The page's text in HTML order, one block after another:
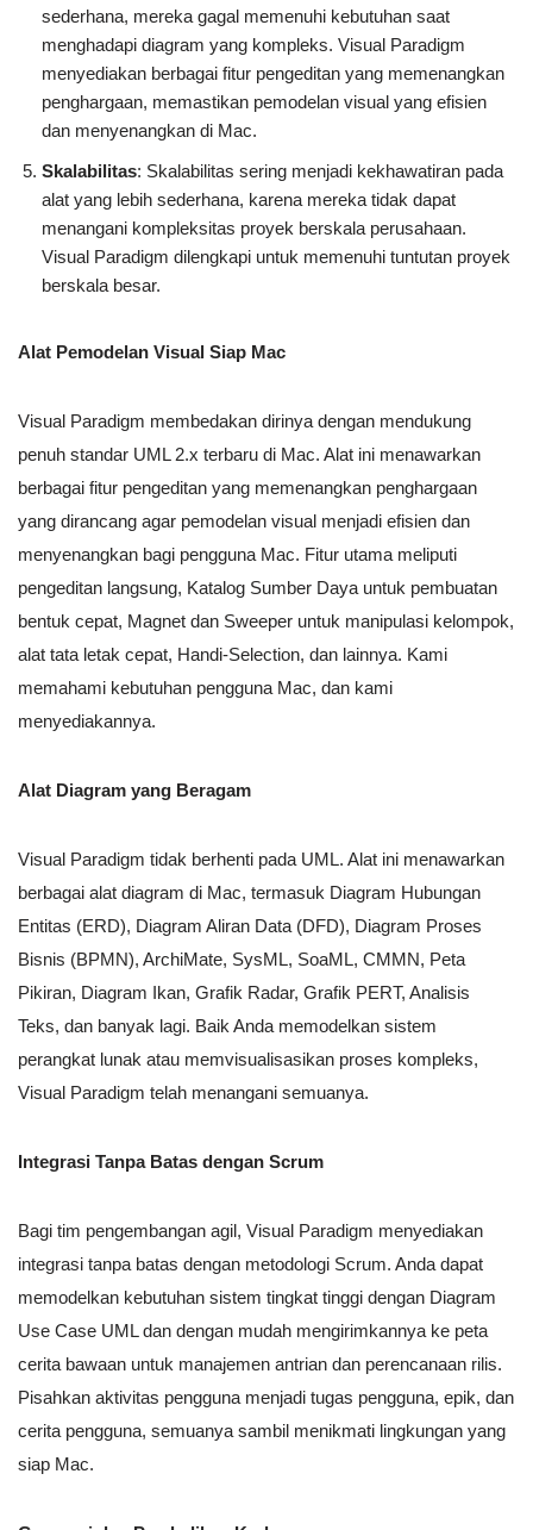
sederhana, mereka gagal memenuhi kebutuhan saat
menghadapi diagram yang kompleks. Visual Paradigm
menyediakan berbagai fitur pengeditan yang memenangkan
penghargaan, memastikan pemodelan visual yang efisien
dan menyenangkan di Mac.
Skalabilitas: Skalabilitas sering menjadi kekhawatiran pada
alat yang lebih sederhana, karena mereka tidak dapat
menangani kompleksitas proyek berskala perusahaan.
Visual Paradigm dilengkapi untuk memenuhi tuntutan proyek
berskala besar.
Alat Pemodelan Visual Siap Mac
Visual Paradigm membedakan dirinya dengan mendukung
penuh standar UML 2.x terbaru di Mac. Alat ini menawarkan
berbagai fitur pengeditan yang memenangkan penghargaan
yang dirancang agar pemodelan visual menjadi efisien dan
menyenangkan bagi pengguna Mac. Fitur utama meliputi
pengeditan langsung, Katalog Sumber Daya untuk pembuatan
bentuk cepat, Magnet dan Sweeper untuk manipulasi kelompok,
alat tata letak cepat, Handi-Selection, dan lainnya. Kami
memahami kebutuhan pengguna Mac, dan kami
menyediakannya.
Alat Diagram yang Beragam
Visual Paradigm tidak berhenti pada UML. Alat ini menawarkan
berbagai alat diagram di Mac, termasuk Diagram Hubungan
Entitas (ERD), Diagram Aliran Data (DFD), Diagram Proses
Bisnis (BPMN), ArchiMate, SysML, SoaML, CMMN, Peta
Pikiran, Diagram Ikan, Grafik Radar, Grafik PERT, Analisis
Teks, dan banyak lagi. Baik Anda memodelkan sistem
perangkat lunak atau memvisualisasikan proses kompleks,
Visual Paradigm telah menangani semuanya.
Integrasi Tanpa Batas dengan Scrum
Bagi tim pengembangan agil, Visual Paradigm menyediakan
integrasi tanpa batas dengan metodologi Scrum. Anda dapat
memodelkan kebutuhan sistem tingkat tinggi dengan Diagram
Use Case UML dan dengan mudah mengirimkannya ke peta
cerita bawaan untuk manajemen antrian dan perencanaan rilis.
Pisahkan aktivitas pengguna menjadi tugas pengguna, epik, dan
cerita pengguna, semuanya sambil menikmati lingkungan yang
siap Mac.